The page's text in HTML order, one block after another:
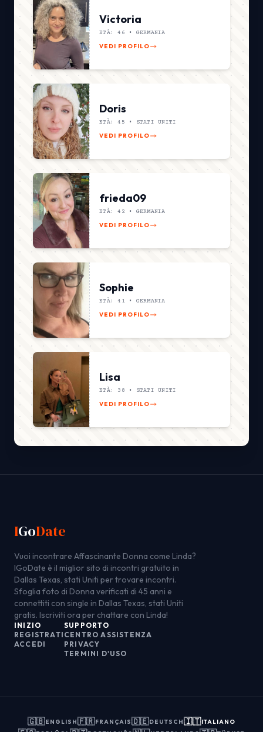
Victoria
ETÀ: 46 • GERMANIA
VEDI PROFILO
Doris
ETÀ: 45 • STATI UNITI
VEDI PROFILO
frieda09
ETÀ: 42 • GERMANIA
VEDI PROFILO
Sophie
ETÀ: 41 • GERMANIA
VEDI PROFILO
Lisa
ETÀ: 38 • STATI UNITI
VEDI PROFILO
IGoDate
Vuoi incontrare Affascinante Donna come Linda?
IGoDate è il miglior sito di incontri gratuito in
Dallas Texas, stati Uniti per trovare incontri.
Sfoglia foto di Donna verificati di 45 anni e
connettiti con single in Dallas Texas, stati Uniti
gratis. Iscriviti ora per chattare con Linda!
INIZIO
REGISTRATI
ACCEDI
SUPPORTO
CENTRO ASSISTENZA
PRIVACY
TERMINI D'USO
🇬🇧ENGLISH🇫🇷FRANÇAIS🇩🇪DEUTSCH🇮🇹ITALIANO